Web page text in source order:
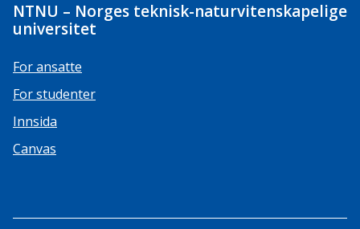
NTNU – Norges teknisk-naturvitenskapelige
universitet
For ansatte
For studenter
Innsida
Canvas